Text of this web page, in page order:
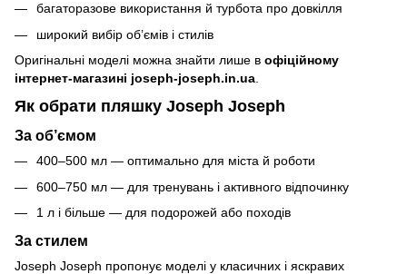
багаторазове використання й турбота про довкілля
широкий вибір об’ємів і стилів
Оригінальні моделі можна знайти лише в офіційному
інтернет-магазині joseph-joseph.in.ua.
Як обрати пляшку Joseph Joseph
За об’ємом
400–500 мл — оптимально для міста й роботи
600–750 мл — для тренувань і активного відпочинку
1 л і більше — для подорожей або походів
За стилем
Joseph Joseph пропонує моделі у класичних і яскравих